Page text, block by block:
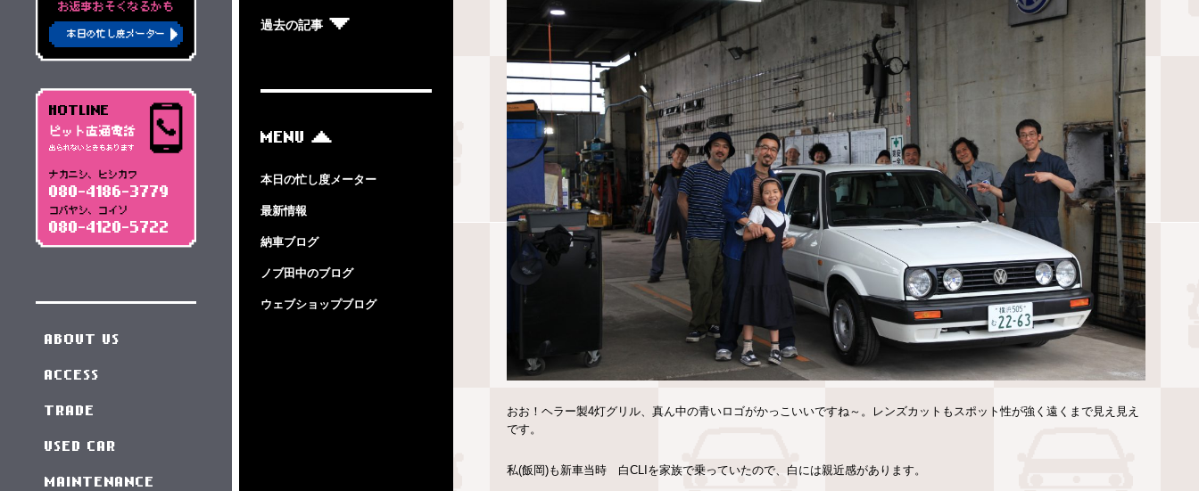
過去の記事
MENU
本日の忙し度メーター
最新情報
納車ブログ
ノブ田中のブログ
ウェブショップブログ
おお！ヘラー製4灯グリル、真ん中の青いロゴがかっこいいですね～。レンズカットもスポット性が強く遠くまで見え見え
です。
私(飯岡)も新車当時 白CLIを家族で乗っていたので、白には親近感があります。
お返事おそくなるかも
本日の忙し度メーター
HOTLINE
ピット直通電話
出られないときもあります
ナカニシ、ヒシカワ
080-4186-3779
コバヤシ、コイソ
080-4120-5722
ABOUT US
ACCESS
TRADE
USED CAR
MAINTENANCE